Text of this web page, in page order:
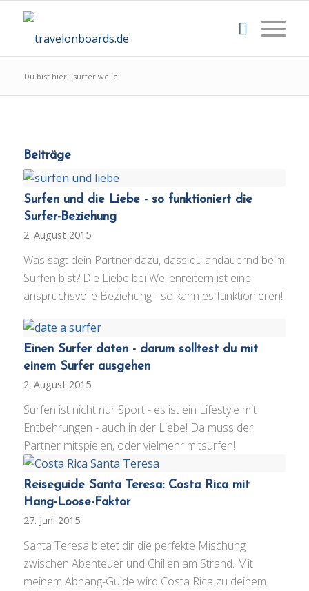
Du bist hier: surfer welle
Beiträge
Surfen und die Liebe - so funktioniert die
Surfer-Beziehung
2. August 2015
Was sagt dein Partner dazu, dass du andauernd beim
Surfen bist? Die Liebe bei Wellenreitern ist eine
anspruchsvolle Beziehung - so kann es funktionieren!
Einen Surfer daten - darum solltest du mit
einem Surfer ausgehen
2. August 2015
Surfen ist nicht nur Sport - es ist ein Lifestyle mit
Entbehrungen - auch in der Liebe! Da muss der
Partner mitspielen, oder vielmehr mitsurfen!
Reiseguide Santa Teresa: Costa Rica mit
Hang-Loose-Faktor
27. Juni 2015
Santa Teresa bietet dir die perfekte Mischung
zwischen Abenteuer und Chillen am Strand. Mit
meinem Abhäng-Guide wird Costa Rica zu deinem